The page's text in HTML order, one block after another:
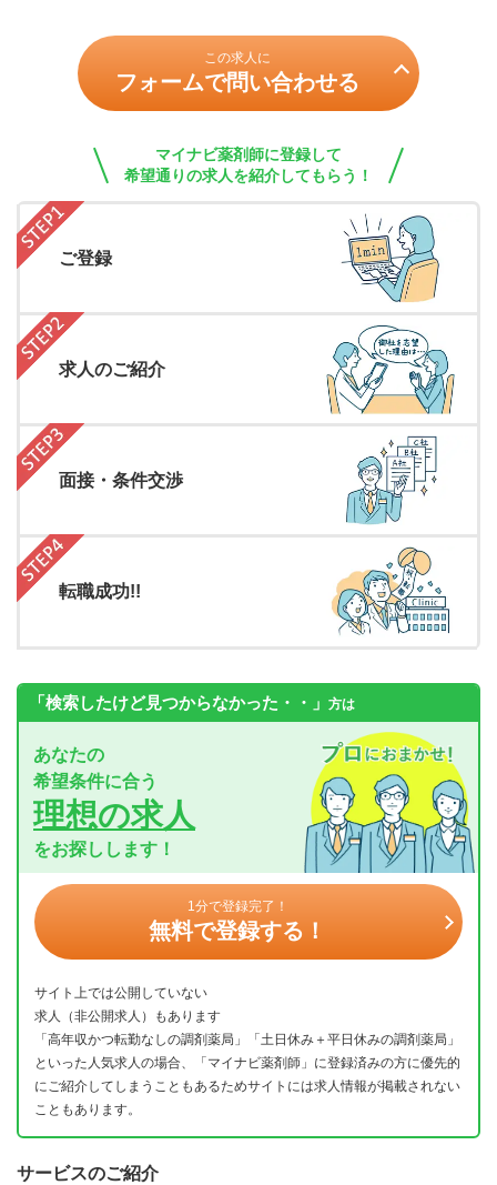
この求人に
フォームで問い合わせる
マイナビ薬剤師に登録して
希望通りの求人を紹介してもらう！
ご登録
求人のご紹介
面接・条件交渉
転職成功!!
「検索したけど見つからなかった・・」 方は
あなたの
希望条件に合う
理想の求人
をお探しします！
1分で登録完了！
無料で登録する！
サイト上では公開していない
求人（非公開求人）もあります
「高年収かつ転勤なしの調剤薬局」「土日休み＋平日休みの調剤薬局」
といった人気求人の場合、「マイナビ薬剤師」に登録済みの方に優先的
にご紹介してしまうこともあるためサイトには求人情報が掲載されない
こともあります。
サービスのご紹介